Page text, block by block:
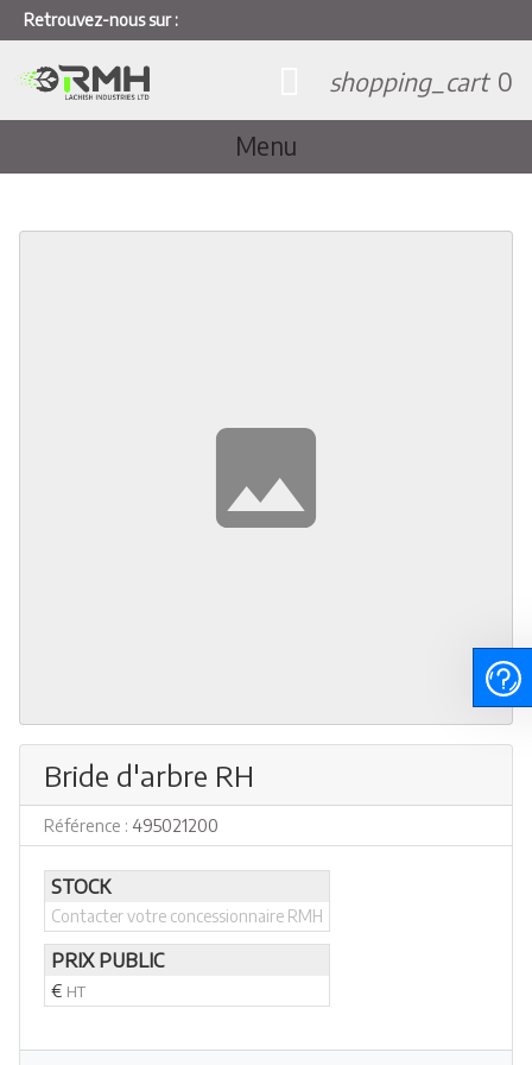
Retrouvez-nous sur :
Menu
shopping_cart 0
Bride d'arbre RH
Référence : 495021200
STOCK
Contacter votre concessionnaire RMH
PRIX PUBLIC
€ HT